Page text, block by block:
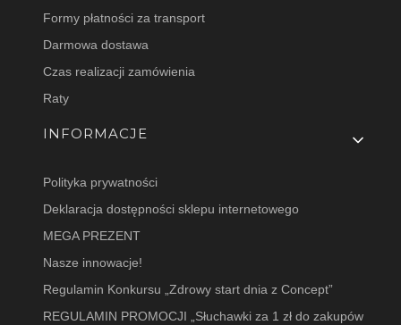
Formy płatności za transport
Darmowa dostawa
Czas realizacji zamówienia
Raty
INFORMACJE
Polityka prywatności
Deklaracja dostępności sklepu internetowego
MEGA PREZENT
Nasze innowacje!
Regulamin Konkursu „Zdrowy start dnia z Concept”
REGULAMIN PROMOCJI „Słuchawki za 1 zł do zakupów